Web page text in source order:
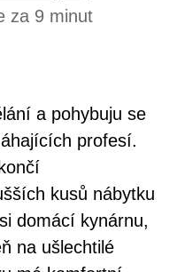
za 9 minut
a pohybuju se
profesí.
kusů nábytku
domácí kynárnu,
na ušlechtilé